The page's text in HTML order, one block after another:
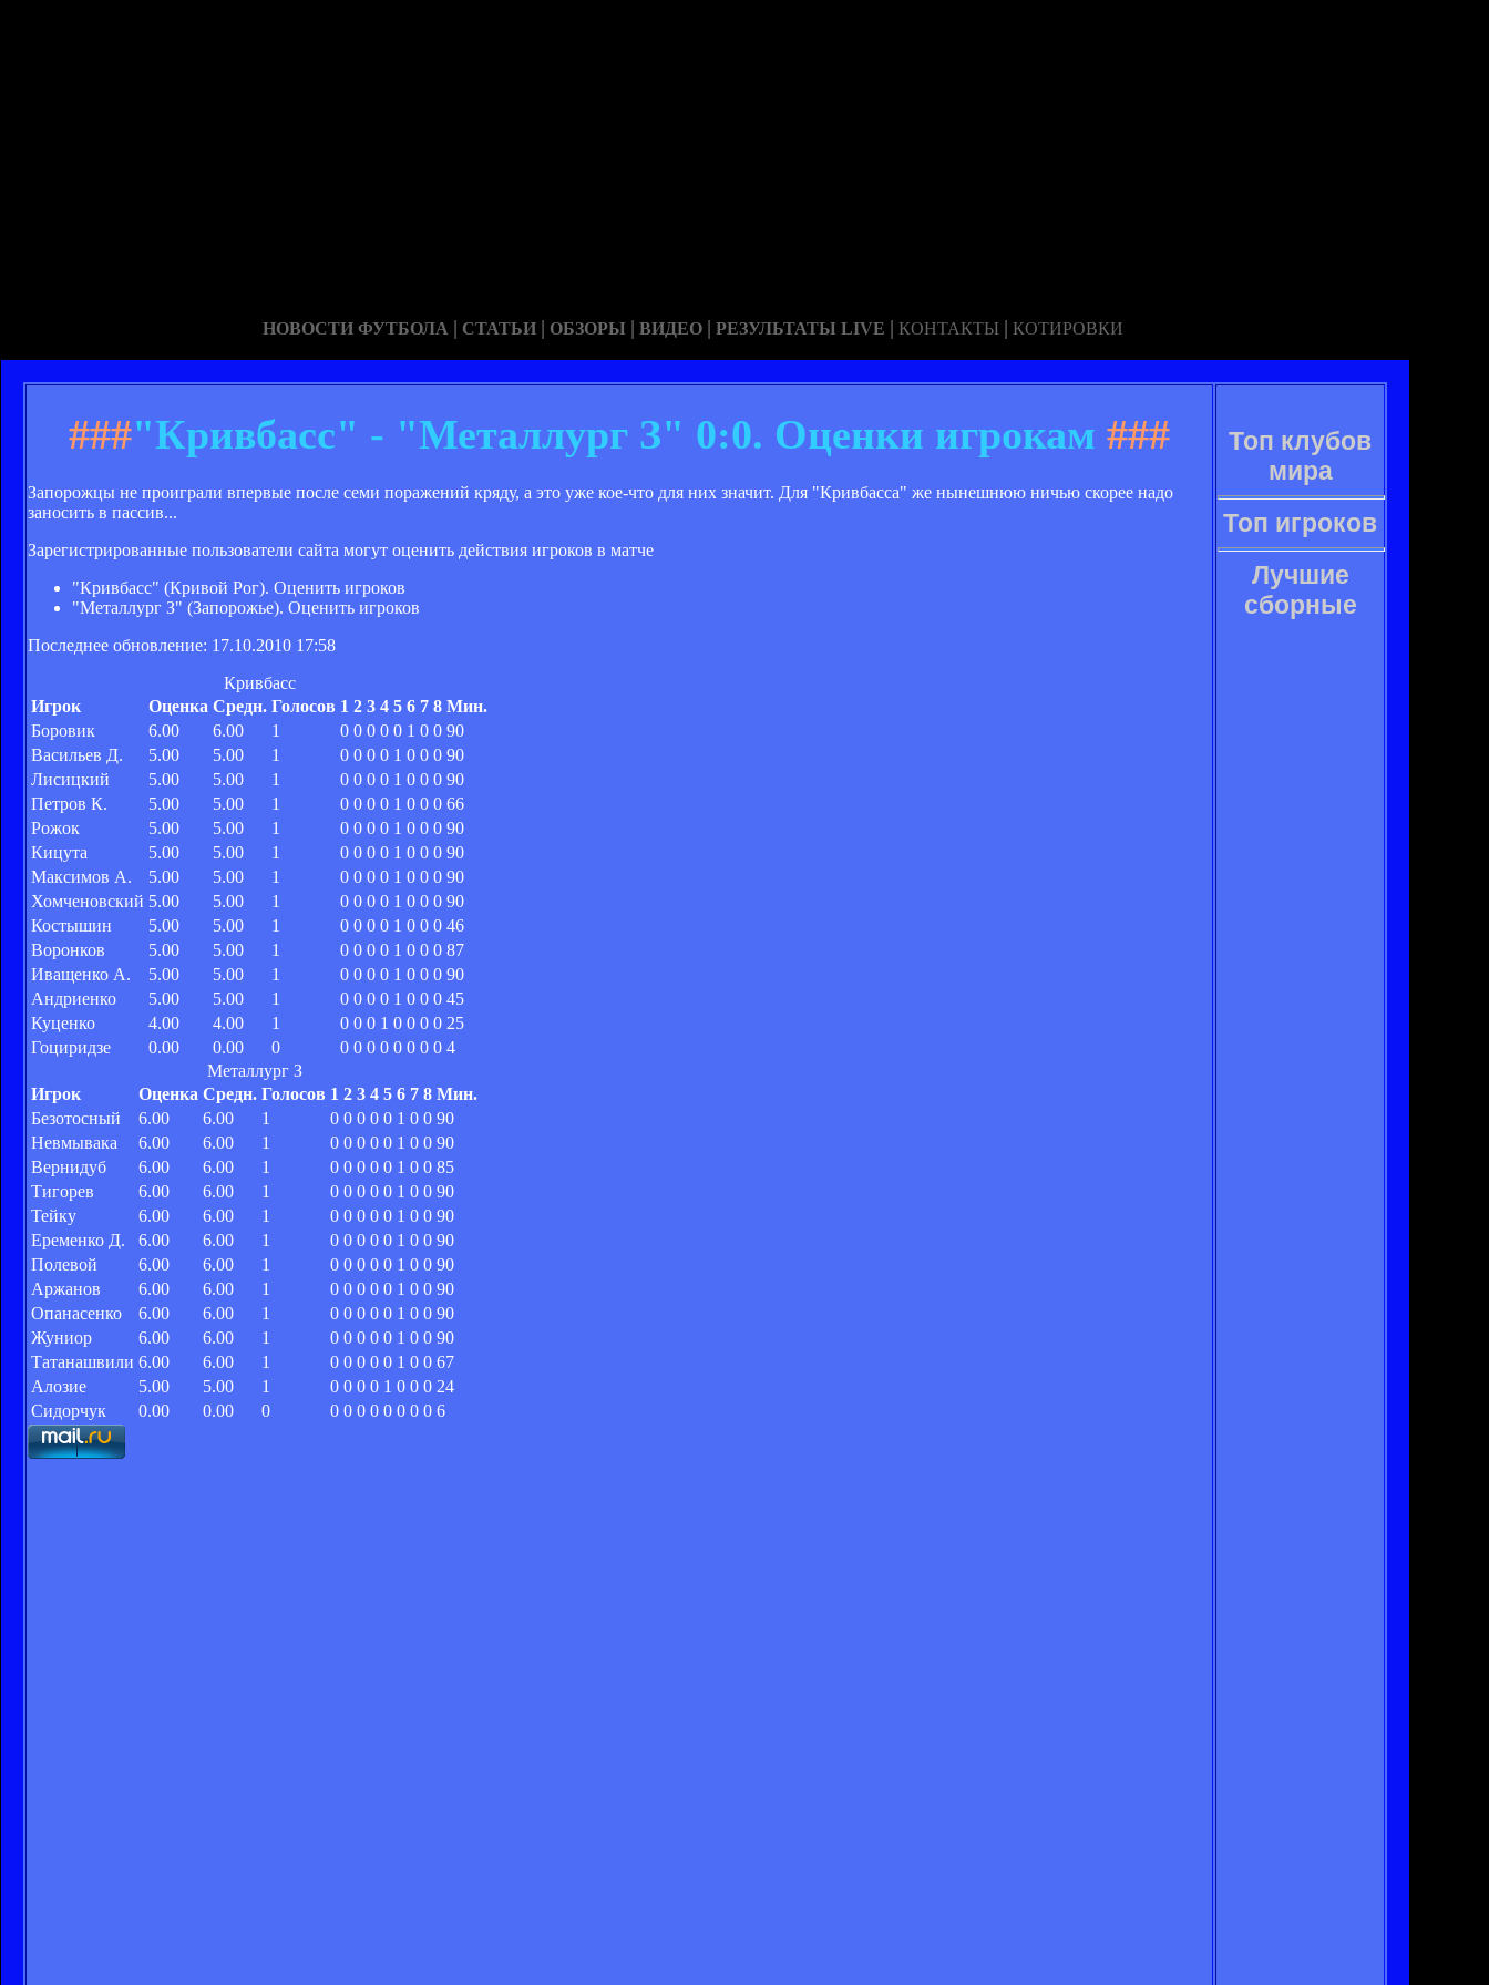
НОВОСТИ ФУТБОЛА | СТАТЬИ | ОБЗОРЫ | ВИДЕО | РЕЗУЛЬТАТЫ LIVE | КОНТАКТЫ | КОТИРОВКИ
###"Кривбасс" - "Металлург З" 0:0. Оценки игрокам ###
Запорожцы не проиграли впервые после семи поражений кряду, а это уже кое-что для них значит. Для "Кривбасса" же нынешнюю ничью скорее надо
заносить в пассив...
Зарегистрированные пользователи сайта могут оценить действия игроков в матче
"Кривбасс" (Кривой Рог). Оценить игроков
"Металлург З" (Запорожье). Оценить игроков
Последнее обновление: 17.10.2010 17:58
Кривбасс
Игрок
Оценка Средн. Голосов 1 2 3 4 5 6 7 8 Мин.
Боровик
6.00 6.00 1 0 0 0 0 0 1 0 0 90
Васильев Д.
5.00 5.00 1 0 0 0 0 1 0 0 0 90
Лисицкий
5.00 5.00 1 0 0 0 0 1 0 0 0 90
Петров К.
5.00 5.00 1 0 0 0 0 1 0 0 0 66
Рожок
5.00 5.00 1 0 0 0 0 1 0 0 0 90
Кицута
5.00 5.00 1 0 0 0 0 1 0 0 0 90
Максимов А.
5.00 5.00 1 0 0 0 0 1 0 0 0 90
Хомченовский 5.00 5.00 1 0 0 0 0 1 0 0 0 90
Костышин
5.00 5.00 1 0 0 0 0 1 0 0 0 46
Воронков
5.00 5.00 1 0 0 0 0 1 0 0 0 87
Иващенко А.
5.00 5.00 1 0 0 0 0 1 0 0 0 90
Андриенко
5.00 5.00 1 0 0 0 0 1 0 0 0 45
Куценко
4.00 4.00 1 0 0 0 1 0 0 0 0 25
Гоциридзе
0.00 0.00 0 0 0 0 0 0 0 0 0 4
Металлург З
Игрок
Оценка Средн. Голосов 1 2 3 4 5 6 7 8 Мин.
Безотосный
6.00 6.00 1 0 0 0 0 0 1 0 0 90
Невмывака
6.00 6.00 1 0 0 0 0 0 1 0 0 90
Вернидуб
6.00 6.00 1 0 0 0 0 0 1 0 0 85
Тигорев
6.00 6.00 1 0 0 0 0 0 1 0 0 90
Тейку
6.00 6.00 1 0 0 0 0 0 1 0 0 90
Еременко Д.
6.00 6.00 1 0 0 0 0 0 1 0 0 90
Полевой
6.00 6.00 1 0 0 0 0 0 1 0 0 90
Аржанов
6.00 6.00 1 0 0 0 0 0 1 0 0 90
Опанасенко
6.00 6.00 1 0 0 0 0 0 1 0 0 90
Жуниор
6.00 6.00 1 0 0 0 0 0 1 0 0 90
Татанашвили 6.00 6.00 1 0 0 0 0 0 1 0 0 67
Алозие
5.00 5.00 1 0 0 0 0 1 0 0 0 24
Сидорчук
0.00 0.00 0 0 0 0 0 0 0 0 0 6
Топ клубов
мира
Топ игроков
Лучшие
сборные